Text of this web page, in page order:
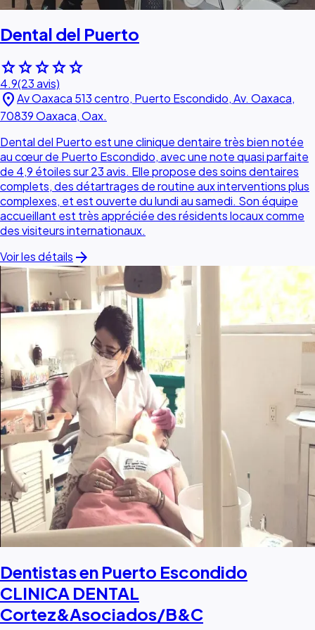
Dental del Puerto
starstarstarstarstar
4.9(23 avis)
location_onAv Oaxaca 513 centro, Puerto Escondido, Av. Oaxaca,
70839 Oaxaca, Oax.
Dental del Puerto est une clinique dentaire très bien notée
au cœur de Puerto Escondido, avec une note quasi parfaite
de 4,9 étoiles sur 23 avis. Elle propose des soins dentaires
complets, des détartrages de routine aux interventions plus
complexes, et est ouverte du lundi au samedi. Son équipe
accueillant est très appréciée des résidents locaux comme
des visiteurs internationaux.
Voir les détails arrow_forward
Dentistas en Puerto Escondido
CLINICA DENTAL
Cortez&Asociados/B&C